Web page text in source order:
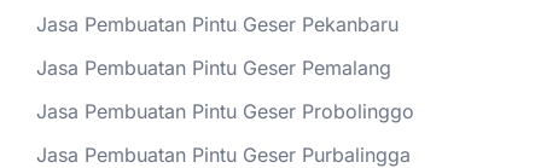
Jasa Pembuatan Pintu Geser Pekanbaru
Jasa Pembuatan Pintu Geser Pemalang
Jasa Pembuatan Pintu Geser Probolinggo
Jasa Pembuatan Pintu Geser Purbalingga